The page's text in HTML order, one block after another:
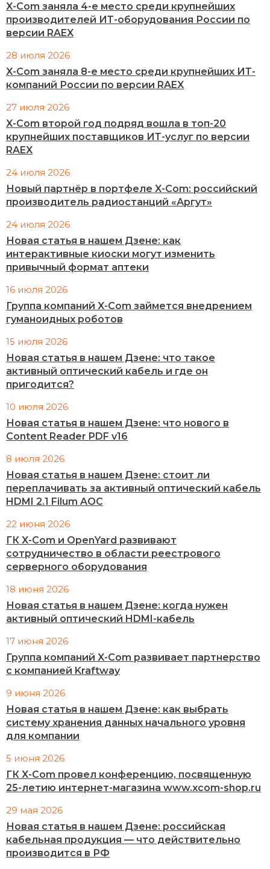
X-Com заняла 4-е место среди крупнейших
производителей ИТ-оборудования России по
версии RAEX
28 июля 2026
X-Com заняла 8-е место среди крупнейших ИТ-
компаний России по версии RAEX
27 июля 2026
X-Com второй год подряд вошла в топ-20
крупнейших поставщиков ИТ-услуг по версии
RAEX
24 июля 2026
Новый партнёр в портфеле X-Com: российский
производитель радиостанций «Аргут»
24 июля 2026
Новая статья в нашем Дзене: как
интерактивные киоски могут изменить
привычный формат аптеки
16 июля 2026
Группа компаний X-Com займется внедрением
гуманоидных роботов
15 июля 2026
Новая статья в нашем Дзене: что такое
активный оптический кабель и где он
пригодится?
10 июля 2026
Новая статья в нашем Дзене: что нового в
Content Reader PDF v16
8 июля 2026
Новая статья в нашем Дзене: стоит ли
переплачивать за активный оптический кабель
HDMI 2.1 Filum AOC
22 июня 2026
ГК X-Com и OpenYard развивают
сотрудничество в области реестрового
серверного оборудования
18 июня 2026
Новая статья в нашем Дзене: когда нужен
активный оптический HDMI-кабель
17 июня 2026
Группа компаний X-Com развивает партнерство
с компанией Kraftway
9 июня 2026
Новая статья в нашем Дзене: как выбрать
систему хранения данных начального уровня
для компании
5 июня 2026
ГК X-Com провел конференцию, посвященную
25-летию интернет-магазина www.xcom-shop.ru
29 мая 2026
Новая статья в нашем Дзене: российская
кабельная продукция — что действительно
производится в РФ